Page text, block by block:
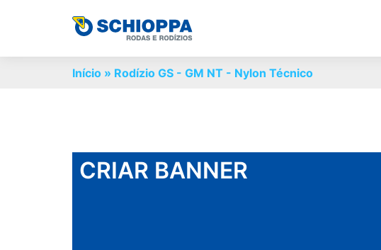
Início » Rodízio GS - GM NT - Nylon Técnico
CRIAR BANNER